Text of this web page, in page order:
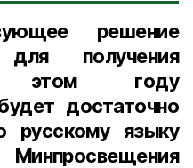
решение
получения
этом году
достаточно
русскому языку